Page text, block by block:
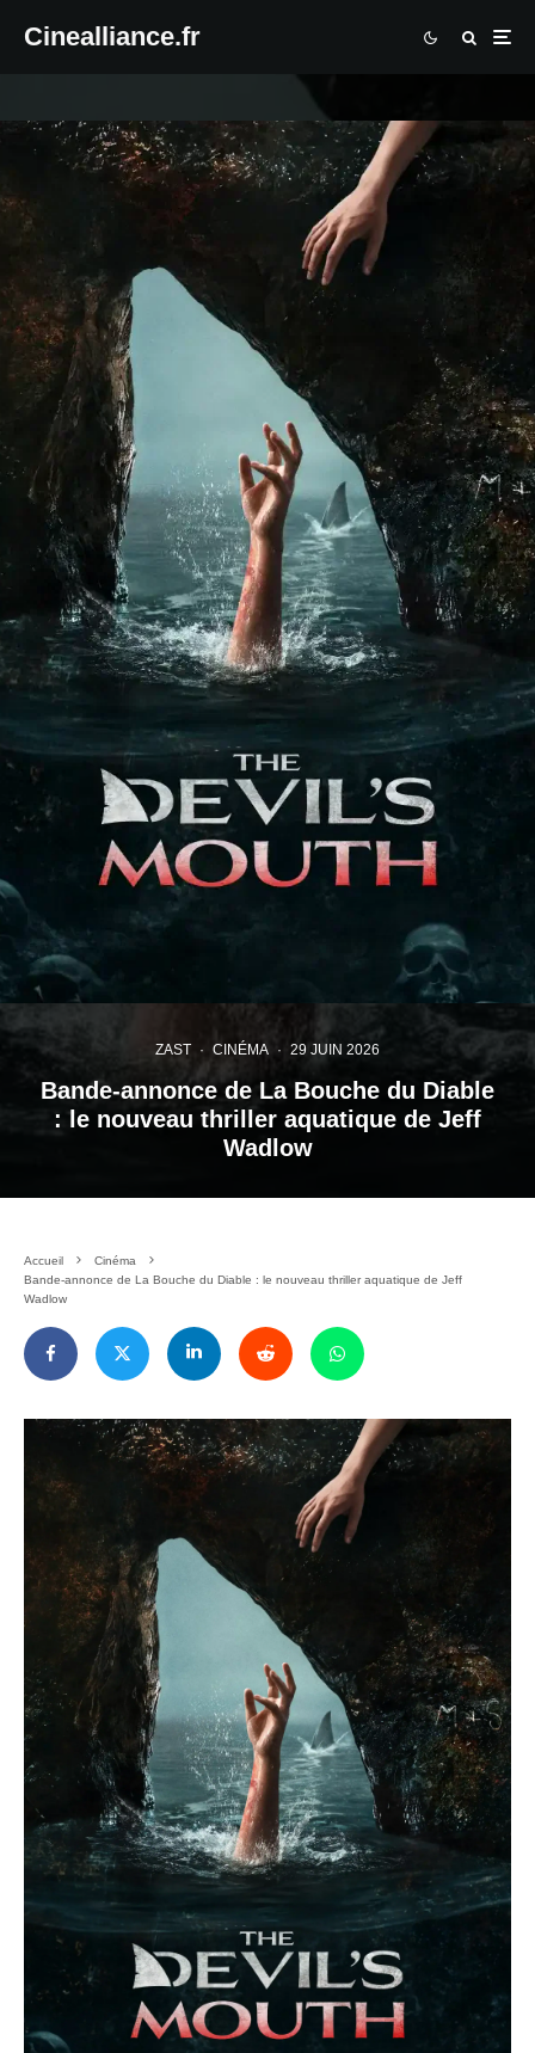
Cinealliance.fr
ZAST · CINÉMA · 29 JUIN 2026
Bande-annonce de La Bouche du Diable
: le nouveau thriller aquatique de Jeff
Wadlow
Accueil
Cinéma
Bande-annonce de La Bouche du Diable : le nouveau thriller aquatique de Jeff
Wadlow